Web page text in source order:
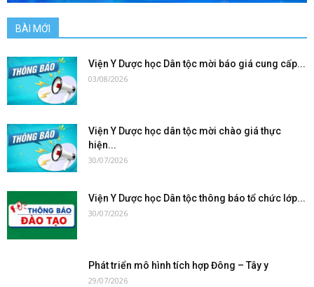
BÀI MỚI
Viện Y Dược học Dân tộc mời báo giá cung cấp...
03/08/2026
Viện Y Dược học dân tộc mời chào giá thực
hiện...
30/07/2026
Viện Y Dược học Dân tộc thông báo tổ chức lớp...
30/07/2026
Phát triển mô hình tích hợp Đông – Tây y
29/07/2026